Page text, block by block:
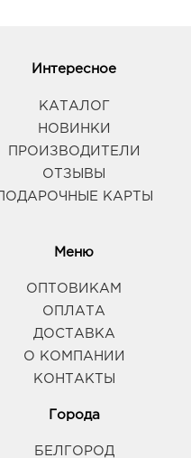
Интересное
КАТАЛОГ
НОВИНКИ
ПРОИЗВОДИТЕЛИ
ОТЗЫВЫ
ПОДАРОЧНЫЕ КАРТЫ
Меню
ОПТОВИКАМ
ОПЛАТА
ДОСТАВКА
О КОМПАНИИ
КОНТАКТЫ
Города
БЕЛГОРОД